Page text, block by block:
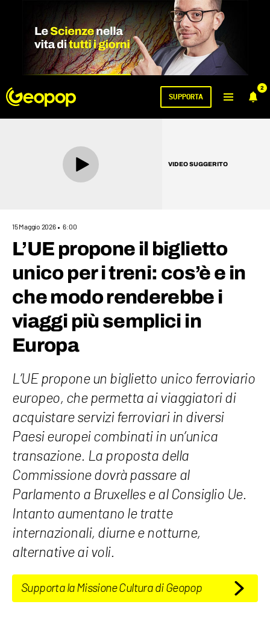
2
SUPPORTA
VIDEO SUGGERITO
15 Maggio 2026 6:00
L’UE propone il biglietto
unico per i treni: cos’è e in
che modo renderebbe i
viaggi più semplici in
Europa
L’UE propone un biglietto unico ferroviario
europeo, che permetta ai viaggiatori di
acquistare servizi ferroviari in diversi
Paesi europei combinati in un’unica
transazione. La proposta della
Commissione dovrà passare al
Parlamento a Bruxelles e al Consiglio Ue.
Intanto aumentano le tratte
internazionali, diurne e notturne,
alternative ai voli.
Supporta la Missione Cultura di Geopop